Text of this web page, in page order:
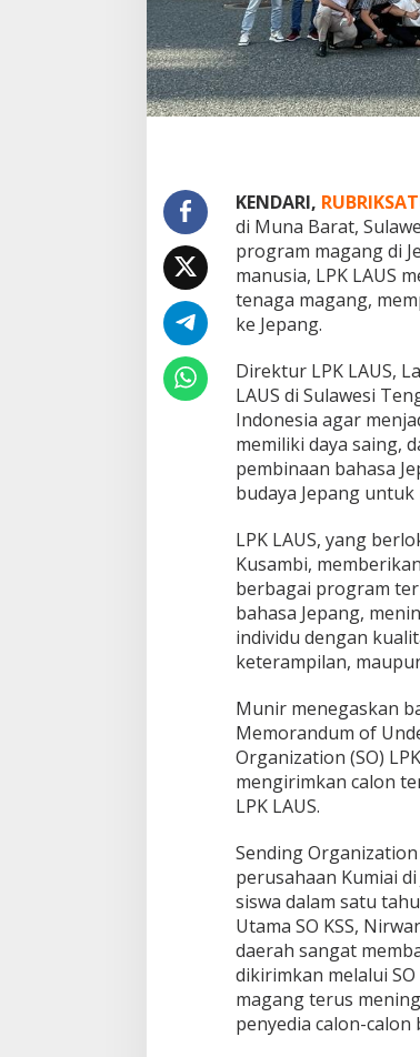
u
K
e
s
e
m
n
M
a
g
a
n
g
e
p
a
n
g
KENDARI,
di Muna Barat,
program magang di
manusia, LPK LAUS
tenaga magang,
ke Jepang.
Direktur LPK LAUS,
LAUS di Sulawesi
Indonesia agar
memiliki daya saing,
pembinaan bahasa
budaya Jepang
LPK LAUS, yang
Kusambi,
berbagai program
bahasa Jepang,
individu dengan
keterampilan,
Munir menegaskan
Memorandum of
Organization (SO)
mengirimkan calon
LPK LAUS.
Sending Organization
perusahaan Kumiai
siswa dalam satu
Utama SO KSS,
daerah sangat
dikirimkan melalui
magang terus
penyedia calon-calon